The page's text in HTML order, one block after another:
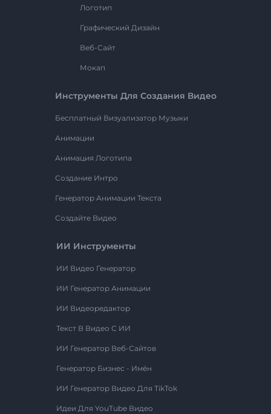
Логотип
Графический Дизайн
Веб-Сайт
Мокап
Инструменты Для Создания Видео
Бесплатный Визуализатор Музыки
Анимации
Анимация Логотипа
Создание Интро
Генератор Анимации Текста
Создайте Видео
ИИ Инструменты
ИИ Видео Генератор
ИИ Генератор Анимации
ИИ Видеоредактор
Текст В Видео С ИИ
ИИ Генератор Веб-Сайтов
Генератор Бизнес - Имён
ИИ Генератор Видео Для TikTok
Идеи Для YouTube Видео